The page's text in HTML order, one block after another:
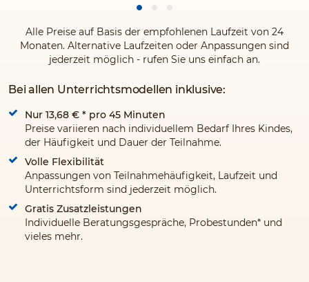
Alle Preise auf Basis der empfohlenen Laufzeit von 24
Monaten. Alternative Laufzeiten oder Anpassungen sind
jederzeit möglich - rufen Sie uns einfach an.
Bei allen Unterrichtsmodellen inklusive:
Nur 13,68 € * pro 45 Minuten
Preise variieren nach individuellem Bedarf Ihres Kindes,
der Häufigkeit und Dauer der Teilnahme.
Volle Flexibilität
Anpassungen von Teilnahmehäufigkeit, Laufzeit und
Unterrichtsform sind jederzeit möglich.
Gratis Zusatzleistungen
Individuelle Beratungsgespräche, Probestunden* und
vieles mehr.